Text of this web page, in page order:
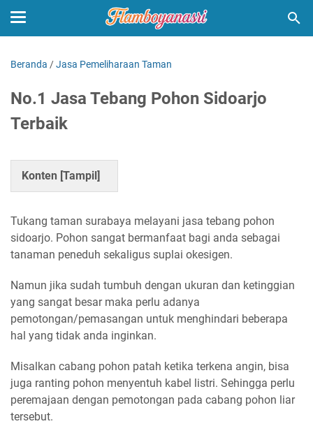
Beranda /Jasa Pemeliharaan Taman
No.1 Jasa Tebang Pohon Sidoarjo
Terbaik
Konten [Tampil]
Tukang taman surabaya melayani jasa tebang pohon
sidoarjo. Pohon sangat bermanfaat bagi anda sebagai
tanaman peneduh sekaligus suplai okesigen.
Namun jika sudah tumbuh dengan ukuran dan ketinggian
yang sangat besar maka perlu adanya
pemotongan/pemasangan untuk menghindari beberapa
hal yang tidak anda inginkan.
Misalkan cabang pohon patah ketika terkena angin, bisa
juga ranting pohon menyentuh kabel listri. Sehingga perlu
peremajaan dengan pemotongan pada cabang pohon liar
tersebut.